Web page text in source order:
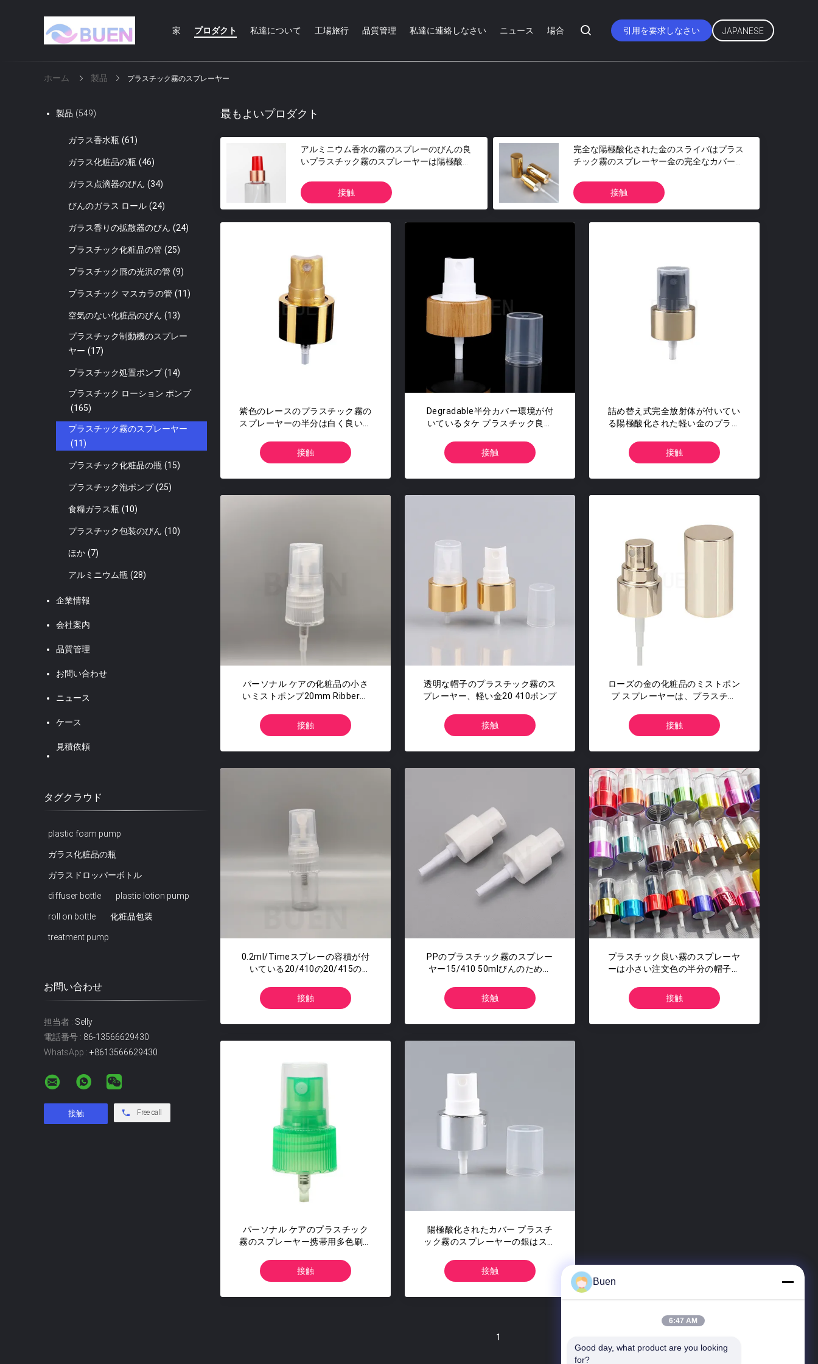
家 プロダクト 私達について 工場旅行 品質管理 私達に連絡しなさい ニュース 場合 引用を要求しなさい JAPANESE
ホーム 製品 プラスチック霧のスプレーヤー
製品 (549)
ガラス香水瓶 (61)
ガラス化粧品の瓶 (46)
ガラス点滴器のびん (34)
びんのガラス ロール (24)
ガラス香りの拡散器のびん (24)
プラスチック化粧品の管 (25)
プラスチック唇の光沢の管 (9)
プラスチック マスカラの管 (11)
空気のない化粧品のびん (13)
プラスチック制動機のスプレー
ヤー (17)
プラスチック処置ポンプ (14)
プラスチック ローション ポンプ
(165)
プラスチック霧のスプレーヤー
(11)
プラスチック化粧品の瓶 (15)
プラスチック泡ポンプ (25)
食糧ガラス瓶 (10)
プラスチック包装のびん (10)
ほか (7)
アルミニウム瓶 (28)
企業情報
会社案内
品質管理
お問い合わせ
ニュース
ケース
見積依頼
タグクラウド
plastic foam pump
ガラス化粧品の瓶
ガラスドロッパーボトル
diffuser bottle plastic lotion pump
roll on bottle 化粧品包装
treatment pump
お問い合わせ
担当者 : Selly
電話番号 : 86-13566629430
WhatsApp : +8613566629430
Free call
最もよいプロダクト
アルミニウム香水の霧のスプレーのびんの良
いプラスチック霧のスプレーヤーは陽極酸化
接触
完全な陽極酸化された金のスライバはプラス
チック霧のスプレーヤー金の完全なカバーが
接触
紫色のレースのプラスチック霧の
スプレーヤーの半分は白く良い霧
接触
Degradable半分カバー環境が付
いているタケ プラスチック良い
接触
詰め替え式完全放射体が付いてい
る陽極酸化された軽い金のプラス
接触
パーソナル ケアの化粧品の小さ
いミストポンプ20mm Ribberは
接触
透明な帽子のプラスチック霧のス
プレーヤー、軽い金20 410ポンプ
接触
ローズの金の化粧品のミストポン
プ スプレーヤーは、プラスチッ
接触
0.2ml/Timeスプレーの容積が付
いている20/410の20/415の
ポンプ
接触
PPのプラスチック霧のスプレー
ヤー15/410 50mlびんのための
接触
プラスチック良い霧のスプレーヤ
ーは小さい注文色の半分の帽子の
ポンプでくむ
接触
パーソナル ケアのプラスチック
霧のスプレーヤー携帯用多色刷り
接触
陽極酸化されたカバー プラスチ
ック霧のスプレーヤーの銀はスラ
接触
1
Buen
6:47 AM
Good day, what product are you looking
for?